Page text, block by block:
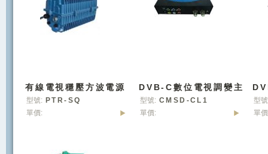
有線電視穩壓方波電源
供應器
型號: PTR-SQ
單價:
DVB-C數位電視調變主
機_MPEG II
型號: CMSD-CL1
單價:
機
型
單